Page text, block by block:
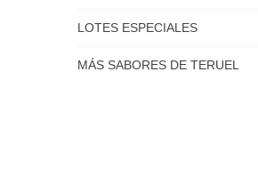
LOTES ESPECIALES
MÁS SABORES DE TERUEL